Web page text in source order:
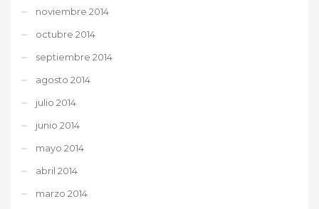
noviembre 2014
octubre 2014
septiembre 2014
agosto 2014
julio 2014
junio 2014
mayo 2014
abril 2014
marzo 2014